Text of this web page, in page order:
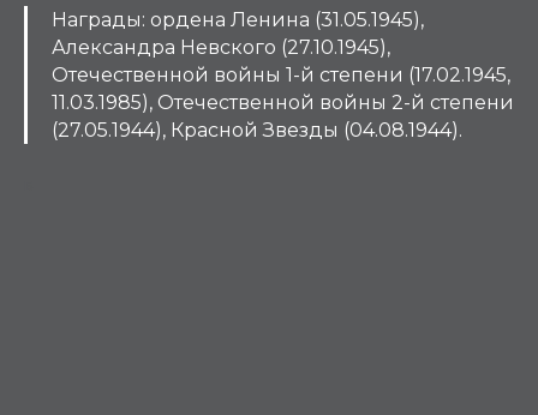
Награды: ордена Ленина (31.05.1945),
Александра Невского (27.10.1945),
Отечественной войны 1-й степени (17.02.1945,
11.03.1985), Отечественной войны 2-й степени
(27.05.1944), Красной Звезды (04.08.1944).